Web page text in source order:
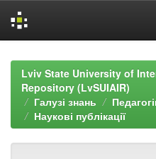
navigationLviv State University of
Repository (LvSUIAIR)
Галузі знань
Наукові публікації